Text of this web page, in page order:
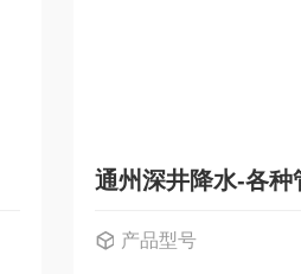
通州深井降水-各种
产品型号